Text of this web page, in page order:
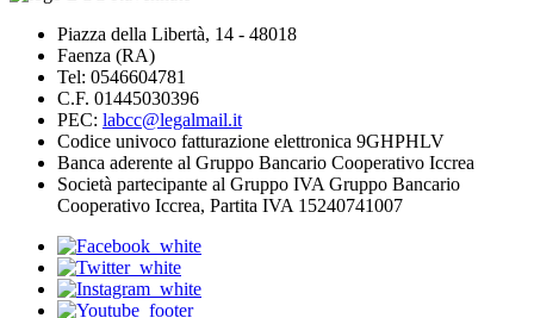
Piazza della Libertà, 14 - 48018
Faenza (RA)
Tel: 0546604781
C.F. 01445030396
PEC: labcc@legalmail.it
Codice univoco fatturazione elettronica 9GHPHLV
Banca aderente al Gruppo Bancario Cooperativo Iccrea
Società partecipante al Gruppo IVA Gruppo Bancario
Cooperativo Iccrea, Partita IVA 15240741007